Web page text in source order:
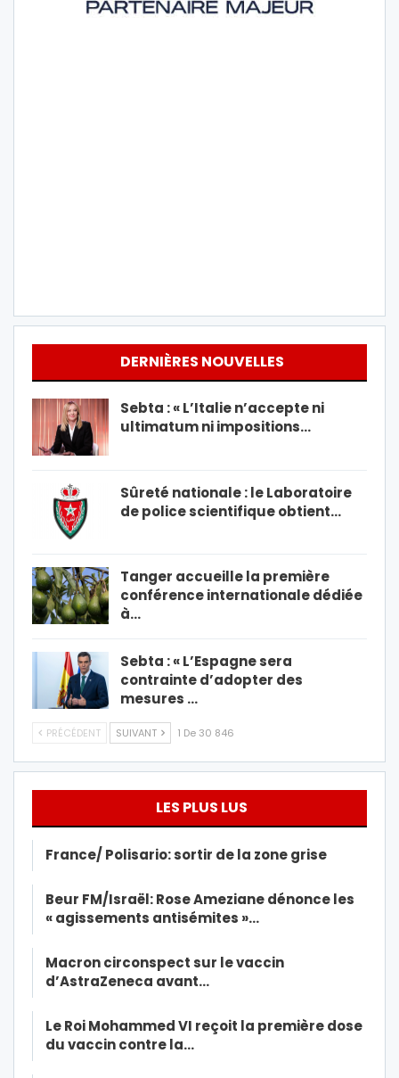
DERNIÈRES NOUVELLES
Sebta : « L’Italie n’accepte ni
ultimatum ni impositions…
Sûreté nationale : le Laboratoire
de police scientifique obtient…
Tanger accueille la première
conférence internationale dédiée
à…
Sebta : « L’Espagne sera
contrainte d’adopter des
mesures …
PRÉCÉDENT SUIVANT 1 De 30 846
LES PLUS LUS
France/ Polisario: sortir de la zone grise
Beur FM/Israël: Rose Ameziane dénonce les
« agissements antisémites »…
Macron circonspect sur le vaccin
d’AstraZeneca avant…
Le Roi Mohammed VI reçoit la première dose
du vaccin contre la…